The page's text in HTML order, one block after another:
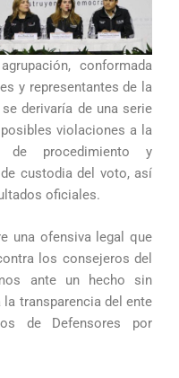
conformada
y representantes de la
derivaría de una serie
violaciones a la
de procedimiento y
custodia del voto, así
oficiales.
una ofensiva legal que
los consejeros del
ante un hecho sin
transparencia del ente
de Defensores por